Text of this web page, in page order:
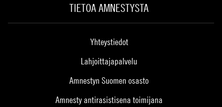
TIETOA AMNESTYSTA
Yhteystiedot
Lahjoittajapalvelu
Amnestyn Suomen osasto
Amnesty antirasistisena toimijana